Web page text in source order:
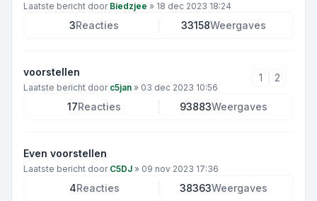
Laatste bericht door Biedzjee » 18 dec 2023 18:24
3Reacties 33158Weergaves
voorstellen
Laatste bericht door c5jan » 03 dec 2023 10:56
1 2
17Reacties 93883Weergaves
Even voorstellen
Laatste bericht door C5DJ » 09 nov 2023 17:36
4Reacties 38363Weergaves